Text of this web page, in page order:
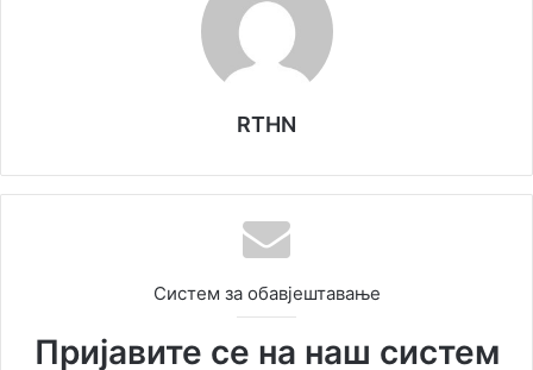
RTHN
Систем за обавјештавање
Пријавите се на наш систем